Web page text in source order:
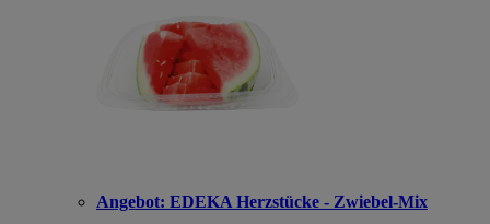
Angebot: EDEKA Herzstücke - Zwiebel-Mix